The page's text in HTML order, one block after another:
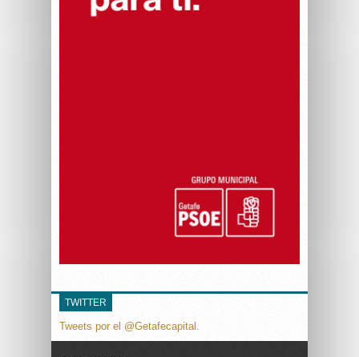
TWITTER
Tweets por el @Getafecapital.